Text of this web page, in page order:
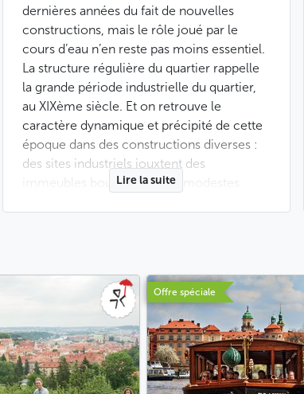
dernières années du fait de nouvelles
constructions, mais le rôle joué par le
cours d’eau n’en reste pas moins essentiel.
La structure régulière du quartier rappelle
la grande période industrielle du quartier,
au XIXème siècle. Et on retrouve le
caractère dynamique et précipité de cette
époque dans des constructions diverses :
des sites industriels jouxtent des
immeubles bourgeois et de modestes
transformé en l’un des centres culturels les
plus actifs de la capitale tchèque. Les
friches industrielles ont été réinvesties et
sont devenues des centres de culture
alternative comme par exemple leCentre
d’art contemporain DOX, le théâtreLa
Lire la suite
Offre spéciale